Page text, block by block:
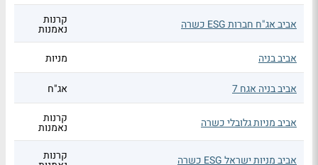
אביב אג"ח חברות ESG כשרה קרנות
נאמנות
אביב בניה
מניות
אביב בניה אגח 7 אג"ח
אביב מניות גלובלי כשרה קרנות
נאמנות
אביב מניות ישראל ESG כשרה קרנות